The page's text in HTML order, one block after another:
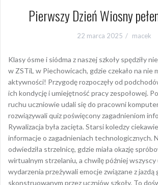
ruchu uczniowie udali się do pracowni
rozwiązywali quiz poświęcony zagadnieniom
Rywalizacja była zacięta. Starsi koledzy
odwiedziła strzelnicę, gdzie miała okazję
wirtualnym strzelaniu, a chwilę później
wydarzenia przeżywali emocje związane z jazdą
skonstruowanym przez uczniów szkoły. To
pokazało, jak kreatywni i zdolni są uczniowie
średniej! Dodatkowo, ósmoklasiści i
wyzwaniu VR, które przeniosło ich do
dostarczyło niezapomnianych wrażeń! Nie
zgłębienie wiedzy o patronie szkoły, Marianie
genialnym matematyku i kryptologu, który
odegrał kluczową rolę w historii kryptologii. Po
przyszedł czas na odpoczynek przy ognisku